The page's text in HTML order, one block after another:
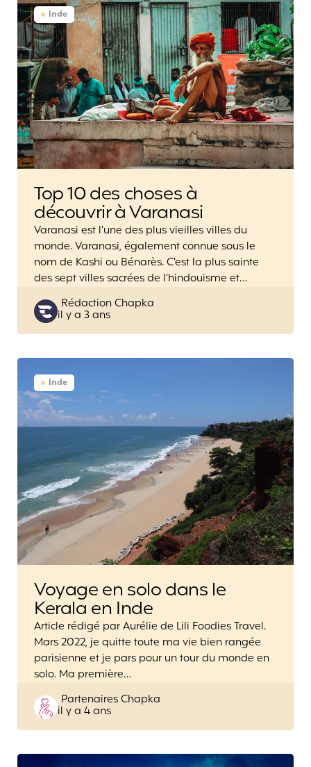
Inde
Top 10 des choses à
découvrir à Varanasi
Varanasi est l’une des plus vieilles villes du
monde. Varanasi, également connue sous le
nom de Kashi ou Bénarès. C’est la plus sainte
des sept villes sacrées de l’hindouisme et…
Posted
by
Rédaction Chapka
il y a 3 ans
Inde
Voyage en solo dans le
Kerala en Inde
Article rédigé par Aurélie de Lili Foodies Travel.
Mars 2022, je quitte toute ma vie bien rangée
parisienne et je pars pour un tour du monde en
solo. Ma première…
Posted
by
Partenaires Chapka
il y a 4 ans